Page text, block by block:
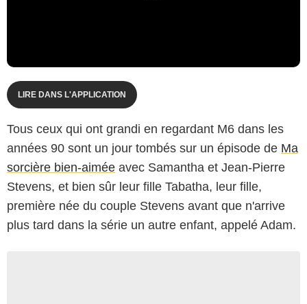
LIRE DANS L'APPLICATION
Tous ceux qui ont grandi en regardant M6 dans les
années 90 sont un jour tombés sur un épisode de Ma
sorcière bien-aimée avec Samantha et Jean-Pierre
Stevens, et bien sûr leur fille Tabatha, leur fille,
première née du couple Stevens avant que n'arrive
plus tard dans la série un autre enfant, appelé Adam.